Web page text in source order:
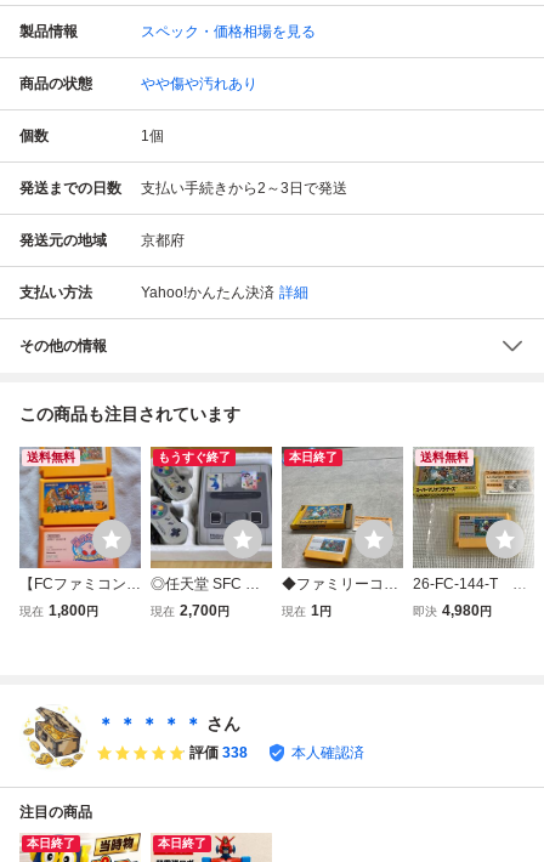
製品情報 スペック・価格相場を見る
商品の状態 やや傷や汚れあり
個数 1個
発送までの日数 支払い手続きから2～3日で発送
発送元の地域 京都府
支払い方法 Yahoo!かんたん決済 詳細
その他の情報
この商品も注目されています
送料無料
【FCファミコン！
定番アクションま
本セット 動作確認
済 SUPER MARIO
BROS
現在 1,800円
もうすぐ終了
◎任天堂 SFC ス
ーパーファミコン
現在 2,700円
本日終了
◆ファミリーコン
ピューター/ファミ
現在 1円
送料無料
26-FC-144-T 動
作品 ファミコ
即決 4,980円
＊ ＊ ＊ ＊ ＊ さん
評価 338 本人確認済
注目の商品
本日終了 本日終了